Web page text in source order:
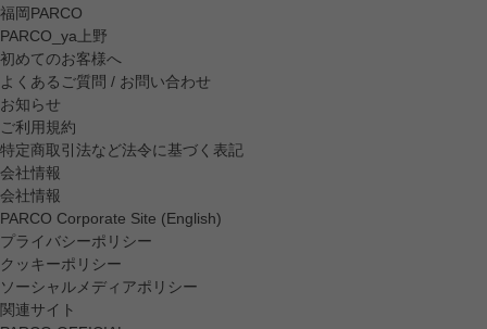
福岡PARCO
PARCO_ya上野
初めてのお客様へ
よくあるご質問 / お問い合わせ
お知らせ
ご利用規約
特定商取引法など法令に基づく表記
会社情報
会社情報
PARCO Corporate Site (English)
プライバシーポリシー
クッキーポリシー
ソーシャルメディアポリシー
関連サイト